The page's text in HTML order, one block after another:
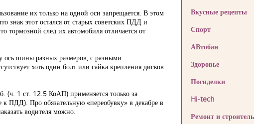
их только на одной оси запрещается. В этом
знак этот остался от старых советских ПДД и
тормозной след их автомобиля отличается от
ось шины разных размеров, с разными
хоть один болт или гайка крепления дисков
(ч. 1 ст. 12.5 КоАП) применяется только за
ПДД). Про обязательную «переобувку» в декабре в
водителя можно.
Вкусные рецепты
Спорт
АВтобан
Здоровье
Посиделки
Hi-tech
Ремонт и